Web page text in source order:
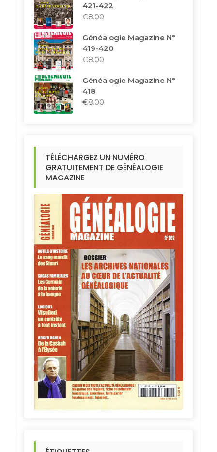
421-422
€8.00
Généalogie Magazine N°
419-420
€8.00
Généalogie Magazine N°
418
€8.00
TÉLÉCHARGEZ UN NUMÉRO
GRATUITEMENT DE GÉNÉALOGIE
MAGAZINE